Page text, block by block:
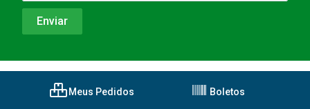
Meus Pedidos Boletos